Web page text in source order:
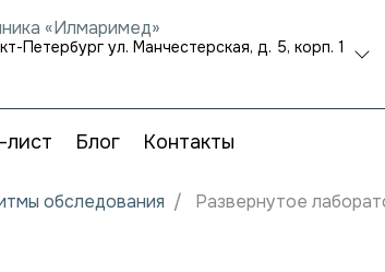
«Илмаримед»
Петербург ул. Манчестерская, д. 5, корп. 1
лист Блог Контакты
обследования Развернутое